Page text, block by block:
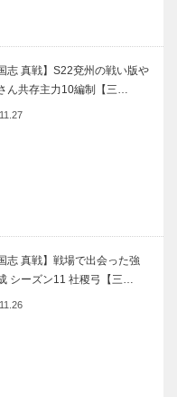
志 真戦】S22兗州の戦い版や
ん共存主力10編制【三…
志 真戦】戦場で出会った強
シーズン11 社稷弓【三…